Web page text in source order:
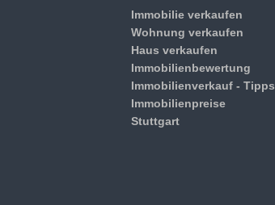
Immobilie verkaufen
Wohnung verkaufen
Haus verkaufen
Immobilienbewertung
Immobilienverkauf - Tipps
Immobilienpreise
Stuttgart